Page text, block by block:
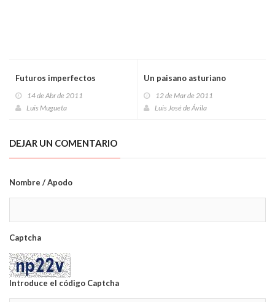
Futuros imperfectos
14 de Abr de 2011
Luis Mugueta
Un paisano asturiano
12 de Mar de 2011
Luis José de Ávila
DEJAR UN COMENTARIO
Nombre / Apodo
Captcha
Introduce el código Captcha